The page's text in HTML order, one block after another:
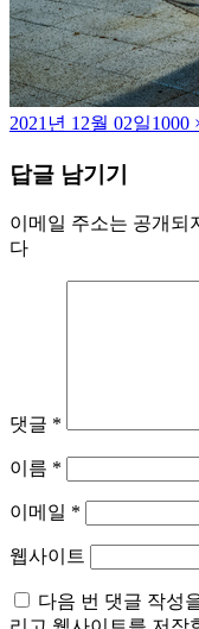
작
일
2021년 12월 02일전
1000
답글 남기기
이메일 주소는 공개되
다
댓글 *
이름 *
이메일 *
웹사이트
다음 번 댓글 작성